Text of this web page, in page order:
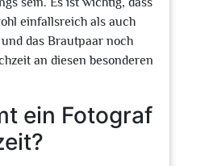
einfallsreich als auch
das Brautpaar noch
an diesen besonderen
ein Fotograf